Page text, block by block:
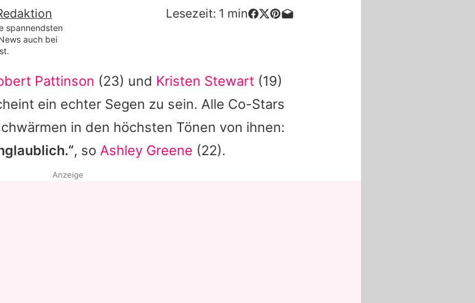
Lesezeit: 1 min
spannendsten
auch bei
Pattinson (23) und Kristen Stewart (19)
ein echter Segen zu sein. Alle Co-Stars
in den höchsten Tönen von ihnen:
, so Ashley Greene (22).
Anzeige